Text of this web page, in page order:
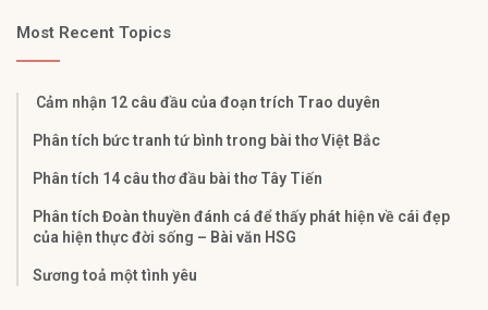
Most Recent Topics
Cảm nhận 12 câu đầu của đoạn trích Trao duyên
Phân tích bức tranh tứ bình trong bài thơ Việt Bắc
Phân tích 14 câu thơ đầu bài thơ Tây Tiến
Phân tích Đoàn thuyền đánh cá để thấy phát hiện về cái đẹp
của hiện thực đời sống – Bài văn HSG
Sương toả một tình yêu